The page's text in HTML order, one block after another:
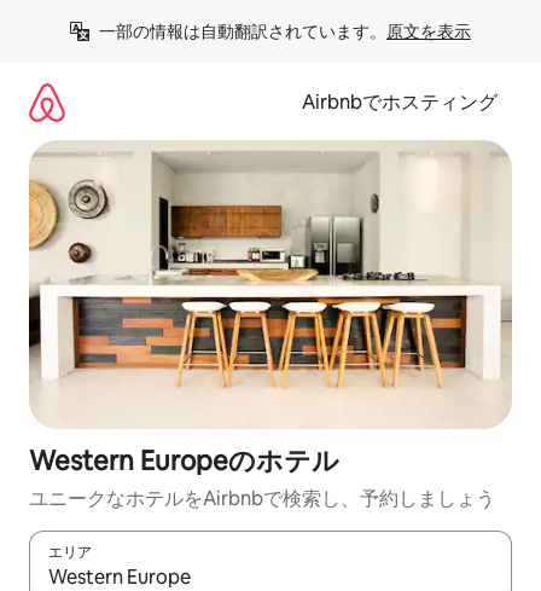
一部の情報は自動翻訳されています。 原文を表示
Airbnbでホスティング
Western Europeのホ⁠テ⁠ル
ユニークなホ⁠テ⁠ル⁠をAirbnb⁠で検⁠索⁠し⁠、予⁠約し⁠ま⁠し⁠ょ⁠う
エリア
検索結果が表示されたら、上下の矢印キーを使って移動するか